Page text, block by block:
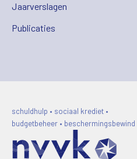
Jaarverslagen
Publicaties
schuldhulp • sociaal krediet •
budgetbeheer • beschermingsbewind